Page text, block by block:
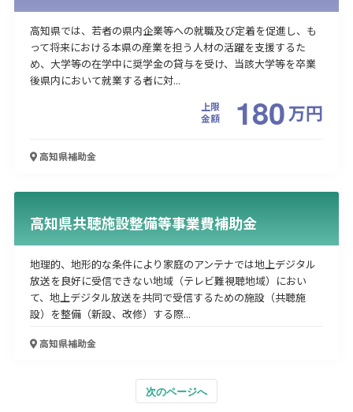
高知県では、若者の県内企業等への就職及び定着を促進し、も
って将来における本県の産業を担う人材の活躍を支援するた
め、大学等の在学中に奨学金の貸与を受け、当該大学等を卒業
後県内において就業する者に対...
上限
金額
180万円
高知県補助金
高知県共聴施設整備等事業費補助金
地理的、地形的な条件により家庭のアンテナでは地上デジタル
放送を良好に受信できない地域（テレビ難視聴地域）におい
て、地上デジタル放送を共同で受信するための施設（共聴施
設）を整備（新設、改修）する際...
高知県補助金
次のページへ